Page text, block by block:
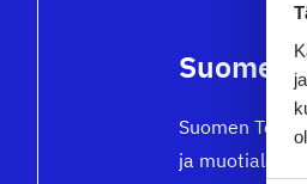
Suomen
Suomen
ja muotialan